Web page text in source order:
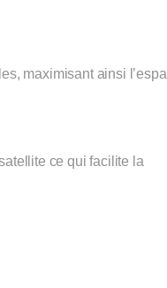
maximisant ainsi
ce qui facilite la